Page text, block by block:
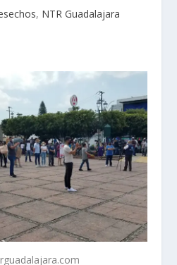
, NTR Guadalajara